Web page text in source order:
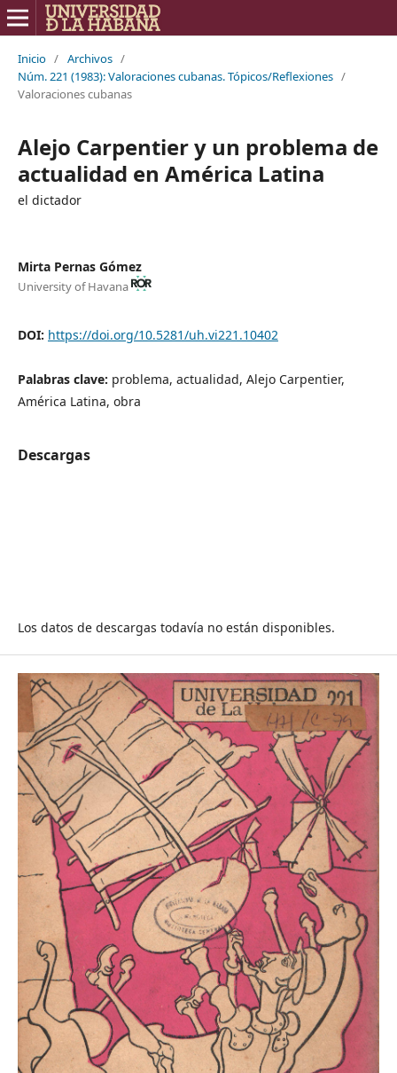
Inicio / Archivos /
Núm. 221 (1983): Valoraciones cubanas. Tópicos/Reflexiones /
Valoraciones cubanas
Alejo Carpentier y un problema de
actualidad en América Latina
el dictador
Mirta Pernas Gómez
University of Havana
DOI: https://doi.org/10.5281/uh.vi221.10402
Palabras clave: problema, actualidad, Alejo Carpentier,
América Latina, obra
Descargas
Los datos de descargas todavía no están disponibles.